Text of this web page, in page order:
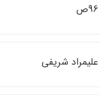
96ص
عليمراد شريفي